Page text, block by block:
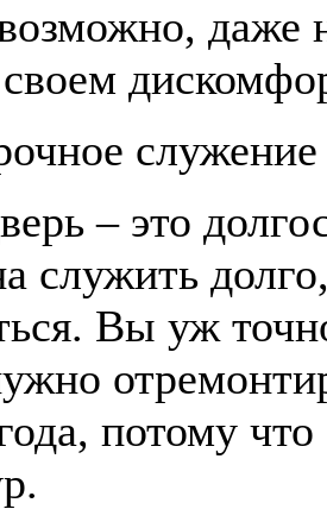
даже
служение
– это
служить
Вы уж
потому